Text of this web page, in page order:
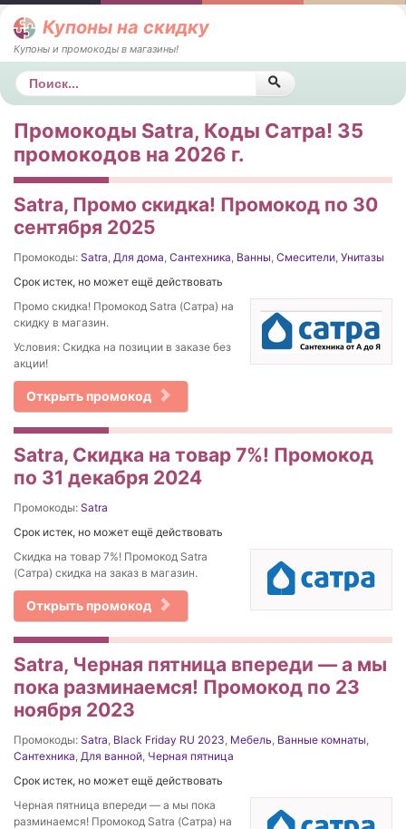
Купоны на скидку
Купоны и промокоды в магазины!
Поиск
Промокоды Satra, Коды Сатра! 35
промокодов на 2026 г.
Satra, Промо скидка! Промокод по 30
сентября 2025
Промокоды: Satra, Для дома, Сантехника, Ванны, Смесители, Унитазы
Срок истек, но может ещё действовать
Промо скидка! Промокод Satra (Сатра) на
скидку в магазин.
Условия: Скидка на позиции в заказе без
акции!
Открыть промокод
Satra, Скидка на товар 7%! Промокод
по 31 декабря 2024
Промокоды: Satra
Срок истек, но может ещё действовать
Скидка на товар 7%! Промокод Satra
(Сатра) скидка на заказ в магазин.
Открыть промокод
Satra, Черная пятница впереди — а мы
пока разминаемся! Промокод по 23
ноября 2023
Промокоды: Satra, Black Friday RU 2023, Мебель, Ванные комнаты,
Сантехника, Для ванной, Черная пятница
Срок истек, но может ещё действовать
Черная пятница впереди — а мы пока
разминаемся! Промокод Satra (Сатра) на